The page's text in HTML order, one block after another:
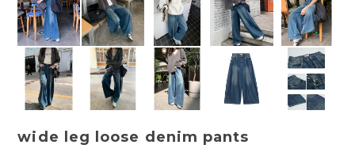
wide leg loose denim pants